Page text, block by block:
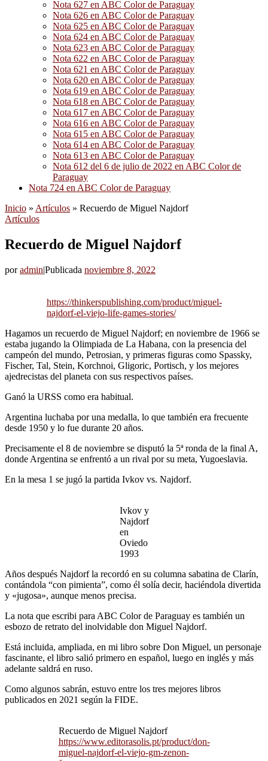
Nota 627 en ABC Color de Paraguay
Nota 626 en ABC Color de Paraguay
Nota 625 en ABC Color de Paraguay
Nota 624 en ABC Color de Paraguay
Nota 623 en ABC Color de Paraguay
Nota 622 en ABC Color de Paraguay
Nota 621 en ABC Color de Paraguay
Nota 620 en ABC Color de Paraguay
Nota 619 en ABC Color de Paraguay
Nota 618 en ABC Color de Paraguay
Nota 617 en ABC Color de Paraguay
Nota 616 en ABC Color de Paraguay
Nota 615 en ABC Color de Paraguay
Nota 614 en ABC Color de Paraguay
Nota 613 en ABC Color de Paraguay
Nota 612 del 6 de julio de 2022 en ABC Color de
Paraguay
Nota 724 en ABC Color de Paraguay
Inicio » Artículos » Recuerdo de Miguel Najdorf
Artículos
Recuerdo de Miguel Najdorf
poradmin|Publicada noviembre 8, 2022
https://thinkerspublishing.com/product/miguel-
najdorf-el-viejo-life-games-stories/
Hagamos un recuerdo de Miguel Najdorf; en noviembre de 1966 se
estaba jugando la Olimpiada de La Habana, con la presencia del
campeón del mundo, Petrosian, y primeras figuras como Spassky,
Fischer, Tal, Stein, Korchnoi, Gligoric, Portisch, y los mejores
ajedrecistas del planeta con sus respectivos países.
Ganó la URSS como era habitual.
Argentina luchaba por una medalla, lo que también era frecuente
desde 1950 y lo fue durante 20 años.
Precisamente el 8 de noviembre se disputó la 5ª ronda de la final A,
donde Argentina se enfrentó a un rival por su meta, Yugoeslavia.
En la mesa 1 se jugó la partida Ivkov vs. Najdorf.
Ivkov y
Najdorf
en
Oviedo
1993
Años después Najdorf la recordó en su columna sabatina de Clarín,
contándola “con pimienta”, como él solía decir, haciéndola divertida
y «jugosa», aunque menos precisa.
La nota que escribi para ABC Color de Paraguay es también un
esbozo de retrato del inolvidable don Miguel Najdorf.
Está incluida, ampliada, en mi libro sobre Don Miguel, un personaje
fascinante, el libro salió primero en español, luego en inglés y más
adelante saldrá en ruso.
Como algunos sabrán, estuvo entre los tres mejores libros
publicados en 2021 según la FIDE.
Recuerdo de Miguel Najdorf
https://www.editorasolis.pt/product/don-
miguel-najdorf-el-viejo-gm-zenon-